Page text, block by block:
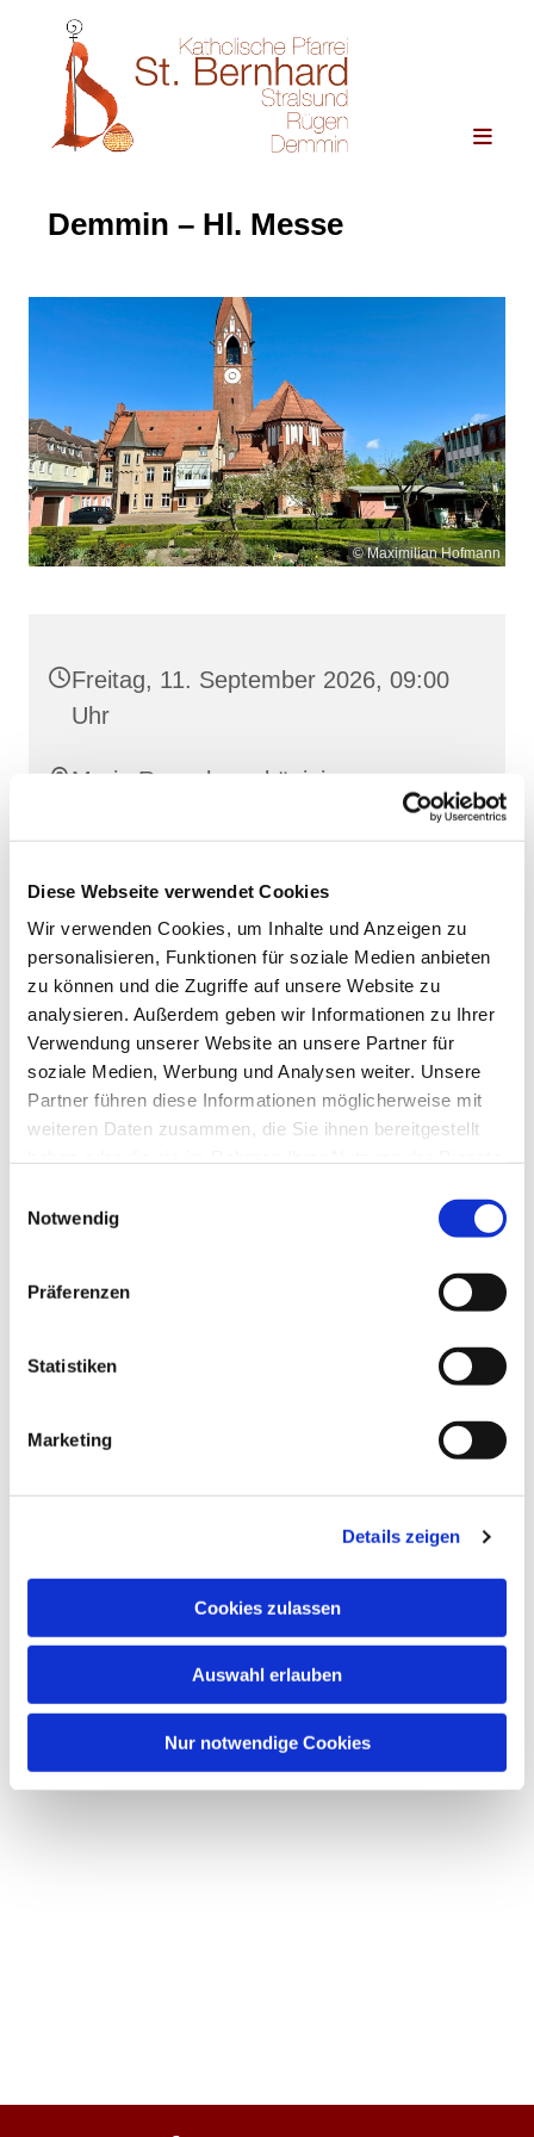
Diese Webseite verwendet Cookies
Wir verwenden Cookies, um Inhalte und Anzeigen zu
personalisieren, Funktionen für soziale Medien anbieten
zu können und die Zugriffe auf unsere Website zu
analysieren. Außerdem geben wir Informationen zu Ihrer
Verwendung unserer Website an unsere Partner für
soziale Medien, Werbung und Analysen weiter. Unsere
Partner führen diese Informationen möglicherweise mit
weiteren Daten zusammen, die Sie ihnen bereitgestellt
Notwendig
Präferenzen
Statistiken
Marketing
Details zeigen
Cookies zulassen
Auswahl erlauben
Nur notwendige Cookies
Demmin – Hl. Messe
© Maximilian Hofmann
Freitag, 11. September 2026, 09:00
Uhr
Maria Rosenkranzkönigin,